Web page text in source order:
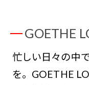
GOETHE
忙しい日々の中
を。GOETHE